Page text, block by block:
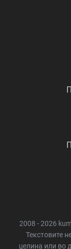
2008 - 2026
Текстовите
целина или во